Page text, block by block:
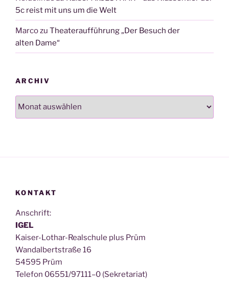
5c reist mit uns um die Welt
Marcozu Theateraufführung „Der Besuch der
alten Dame“
ARCHIV
Archiv
KONTAKT
Anschrift:
IGEL
Kai­ser-Lothar-Real­schu­le plus Prüm
Wan­dal­bert­stra­ße 16
54595 Prüm
Tele­fon 06551/97111–0 (Sekre­ta­ri­at)